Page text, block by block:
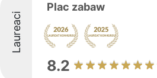
Laureaci
Plac zabaw
8.2